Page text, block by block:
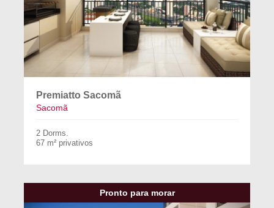
Premiatto Sacomã
Sacomã
2 Dorms.
67 m² privativos
Pronto para morar